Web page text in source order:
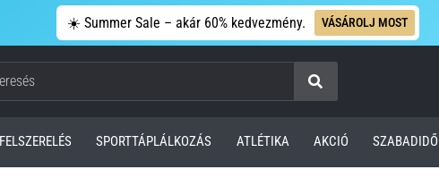
☀️ Summer Sale – akár 60% kedvezmény. VÁSÁROLJ MOST
Keresés
FELSZERELÉS SPORTTÁPLÁLKOZÁS ATLÉTIKA AKCIÓ SZABADIDŐ